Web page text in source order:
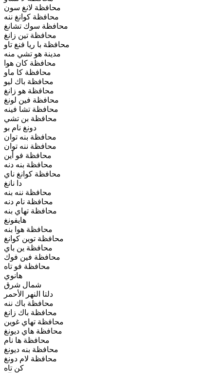
محافظة لانغ سون
محافظة كوانغ ننه
محافظة سوك تشانغ
محافظة تين زانغ
محافظة با ريا فنغ تاو
مدينة هو تشي منه
محافظة كان هوا
محافظة كا ماو
محافظة باك ليو
محافظة هو زانغ
محافظة فين لونغ
محافظة تشا فينه
محافظة بن تشي
دونغ نام بو
محافظة بنه توان
محافظة ننه توان
محافظة فو أين
محافظة بنه دنه
محافظة كوانغ ناي
دا نانغ
محافظة ننه بنه
محافظة نام دنه
محافظة تهاي بنه
هايفونغ
محافظة هوا بنه
محافظة توين كوانغ
محافظة ين باي
محافظة فين فوك
محافظة فو تاه
هانوي
شمال شرق
دلتا النهر الأحمر
محافظة باك ننه
محافظة باك زانغ
محافظة تهاي غوين
محافظة هاي ديونغ
محافظة ها نام
محافظة بنه ديونغ
محافظة لام دونغ
كن تاه